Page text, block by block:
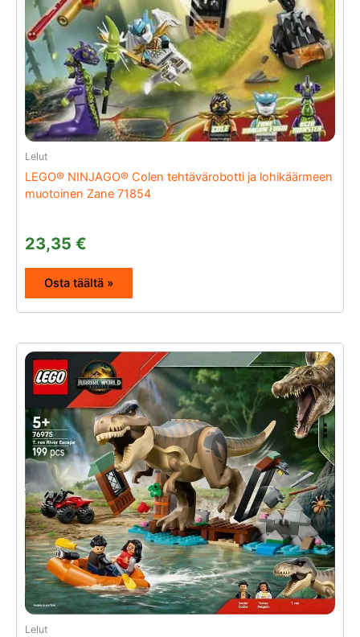
Lelut
LEGO® NINJAGO® Colen tehtävärobotti ja lohikäärmeen
muotoinen Zane 71854
23,35 €
Osta täältä »
Lelut